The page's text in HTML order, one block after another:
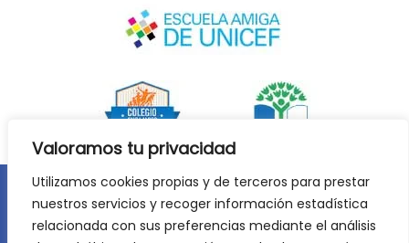
Valoramos tu privacidad
Utilizamos cookies propias y de terceros para prestar
nuestros servicios y recoger información estadística
relacionada con sus preferencias mediante el análisis
Aviso legal
Política de privacidad
Política de cookies